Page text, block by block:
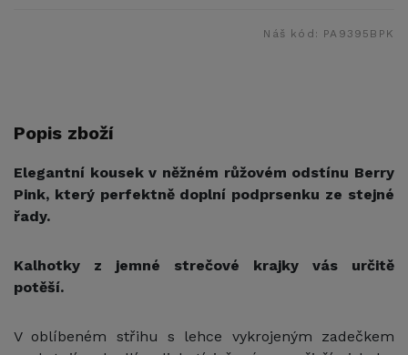
Náš kód: PA9395BPK
Popis zboží
Elegantní kousek v něžném růžovém odstínu Berry
Pink, který perfektně doplní podprsenku ze stejné
řady.
Kalhotky z jemné strečové krajky vás určitě
potěší.
V oblíbeném střihu s lehce vykrojeným zadečkem